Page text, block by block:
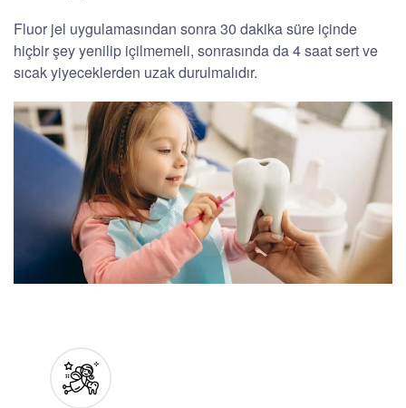
Fluor jel uygulamasından sonra 30 dakika süre içinde
hiçbir şey yenilip içilmemeli, sonrasında da 4 saat sert ve
sıcak yiyeceklerden uzak durulmalıdır.